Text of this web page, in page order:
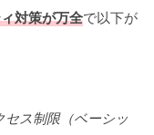
対策が万全で以下が
ス制限（ベーシッ